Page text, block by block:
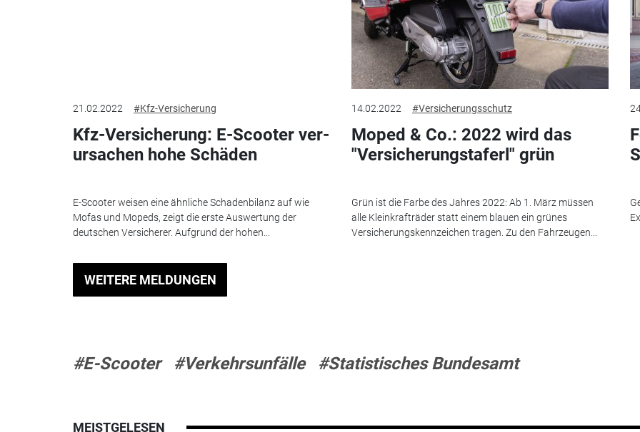
21.02.2022 #Kfz-Versicherung
Kfz-Versicherung: E-Scoo­ter ver­
ur­sa­chen hohe Schä­den
E-Scooter weisen eine ähnliche Schadenbilanz auf wie
Mofas und Mopeds, zeigt die erste Auswertung der
deutschen Versicherer. Aufgrund der hohen...
14.02.2022 #Versicherungsschutz
Moped & Co.: 2022 wird das
"Versicherungstaferl" grün
Grün ist die Farbe des Jahres 2022: Ab 1. März müssen
alle Kleinkrafträder statt einem blauen ein grünes
Versicherungskennzeichen tragen. Zu den Fahrzeugen...
WEITERE MELDUNGEN
#E-Scooter #Verkehrsunfälle #Statistisches Bundesamt
MEISTGELESEN